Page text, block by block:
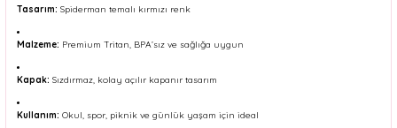
Tasarım: Spiderman temalı kırmızı renk
Malzeme: Premium Tritan, BPA’sız ve sağlığa uygun
Kapak: Sızdırmaz, kolay açılır kapanır tasarım
Kullanım: Okul, spor, piknik ve günlük yaşam için ideal